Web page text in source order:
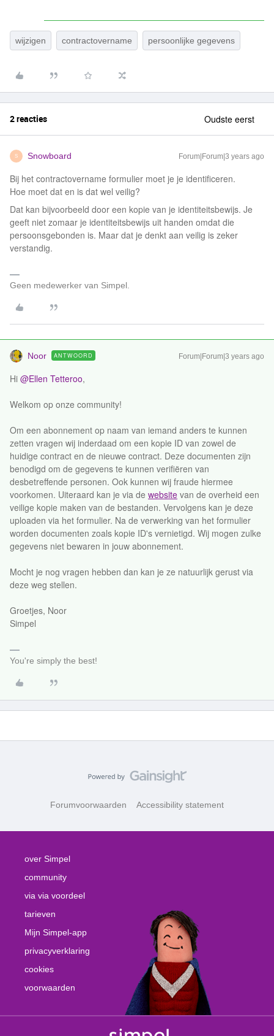
wijzigen contractovername persoonlijke gegevens
2 reacties Oudste eerst
S Snowboard Forum|Forum|3 years ago
Bij het contractovername formulier moet je je identificeren.
Hoe moet dat en is dat wel veilig?
Dat kan bijvoorbeeld door een kopie van je identiteitsbewijs. Je
geeft niet zomaar je identiteitsbewijs uit handen omdat die
persoonsgebonden is. Maar dat je denkt aan veilig is zeker
verstandig.
Geen medewerker van Simpel.
Noor ANTWOORD Forum|Forum|3 years ago
Hi @Ellen Tetteroo,
Welkom op onze community!
Om een abonnement op naam van iemand anders te kunnen
zetten vragen wij inderdaad om een kopie ID van zowel de
huidige contract en de nieuwe contract. Deze documenten zijn
benodigd om de gegevens te kunnen verifiëren van
desbetreffende personen. Ook kunnen wij fraude hiermee
voorkomen. Uiteraard kan je via de website van de overheid een
veilige kopie maken van de bestanden. Vervolgens kan je deze
uploaden via het formulier. Na de verwerking van het formulier
worden documenten zoals kopie ID's vernietigd. Wij mogen zulke
gegevens niet bewaren in jouw abonnement.
Mocht je nog vragen hebben dan kan je ze natuurlijk gerust via
deze weg stellen.
Groetjes, Noor
Simpel
You're simply the best!
Forumvoorwaarden Accessibility statement
over Simpel
community
via via voordeel
tarieven
Mijn Simpel-app
privacyverklaring
cookies
voorwaarden